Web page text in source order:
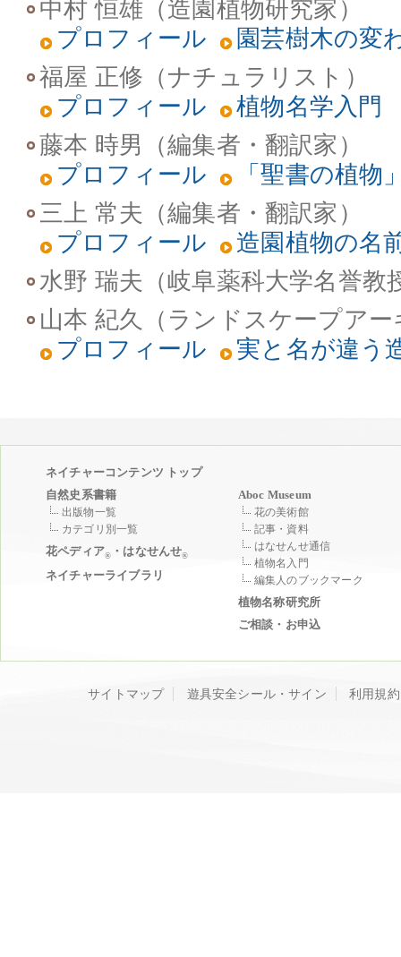
中村 恒雄（造園植物研究家）
プロフィール
園芸樹木の変
福屋 正修（ナチュラリスト）
プロフィール
植物名学入門
藤本 時男（編集者・翻訳家）
プロフィール
「聖書の植物
三上 常夫（編集者・翻訳家）
プロフィール
造園植物の名
水野 瑞夫（岐阜薬科大学名誉教
山本 紀久（ランドスケープア
プロフィール
実と名が違う
ネイチャーコンテンツ トップ
自然史系書籍
出版物一覧
カテゴリ別一覧
花ペディア® ・はなせんせ®
ネイチャーライブラリ
Aboc Museum
花の美術館
記事・資料
はなせんせ通信
植物名入門
編集人のブックマーク
植物名称研究所
ご相談・お申込
サイトマップ 遊具安全シール・サイン 利用規約